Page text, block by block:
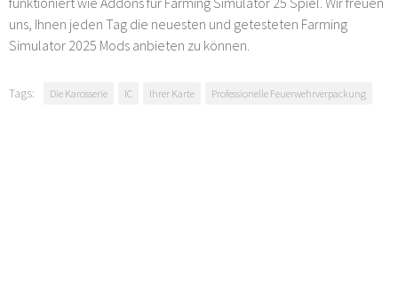
uns, Ihnen jeden Tag die neuesten und getesteten Farming
Simulator 2025 Mods anbieten zu können.
Tags: Die Karosserie IC Ihrer Karte Professionelle Feuerwehrverpackung